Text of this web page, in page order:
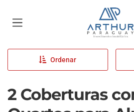
Página
Ordenar
2 Coberturas